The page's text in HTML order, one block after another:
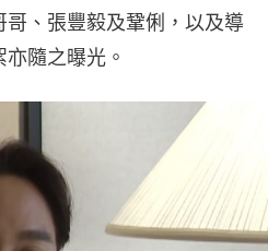
、張豐毅及鞏俐，以及導
隨之曝光。